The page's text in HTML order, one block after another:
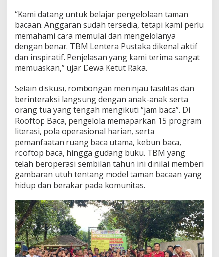
a
k
“Kami datang untuk belajar pengelolaan taman
bacaan. Anggaran sudah tersedia, tetapi kami perlu
memahami cara memulai dan mengelolanya
dengan benar. TBM Lentera Pustaka dikenal aktif
dan inspiratif. Penjelasan yang kami terima sangat
memuaskan,” ujar Dewa Ketut Raka.
Selain diskusi, rombongan meninjau fasilitas dan
berinteraksi langsung dengan anak-anak serta
orang tua yang tengah mengikuti “jam baca”. Di
Rooftop Baca, pengelola memaparkan 15 program
literasi, pola operasional harian, serta
pemanfaatan ruang baca utama, kebun baca,
rooftop baca, hingga gudang buku. TBM yang
telah beroperasi sembilan tahun ini dinilai memberi
gambaran utuh tentang model taman bacaan yang
hidup dan berakar pada komunitas.